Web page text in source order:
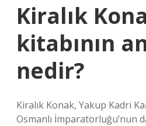
Kiralık
kitabının
nedir?
Kiralık Konak, Yakup Kadri
Osmanlı İmparatorluğu’nun